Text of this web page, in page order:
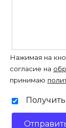
Нажимая на
согласие на
принимаю